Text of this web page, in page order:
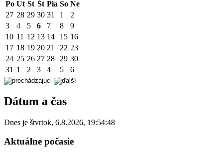
Po Ut St Št Pia So Ne
27 28 29 30 31 1
2
3
4 5 6 7 8
9
10 11 12 13 14 15 16
17 18 19 20 21 22 23
24 25 26 27 28 29 30
31 1 2 3 4 5 6
Dátum a čas
Dnes je štvrtok, 6.8.2026, 19:54:48
Aktuálne počasie